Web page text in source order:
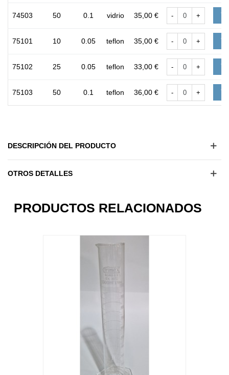
74503 50 0.1 vidrio 35,00 € - +
75101 10 0.05 teflon 35,00 € - +
75102 25 0.05 teflon 33,00 € - +
75103 50 0.1 teflon 36,00 € - +
DESCRIPCIÓN DEL PRODUCTO
OTROS DETALLES